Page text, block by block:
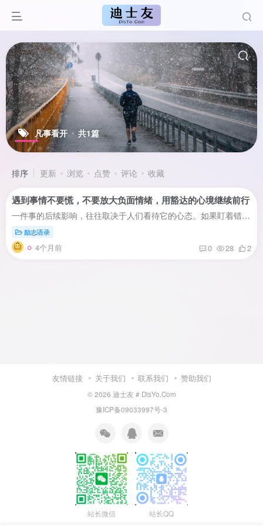
凡事看开 共1篇
排序 更新 浏览 点赞 评论 收藏
遇到事情不要慌，不要放大负面情绪，用豁达的心境继续前行
一件事的后续影响，往往取决于人们看待它的心态。如果盯着错误不放，这件事的负面效果就会在心中不断放大，影响人们的判断。曾经的遗憾，如果放到往后很多年的人生里去看，往往会成为不值一提的...
励志语录
4个月前 0 28 2
友情链接 关于我们 联系我们 赞助我们
© 2026 迪士友 # DisYo.Com
豫ICP备09033997号-3
站长微信 站长QQ